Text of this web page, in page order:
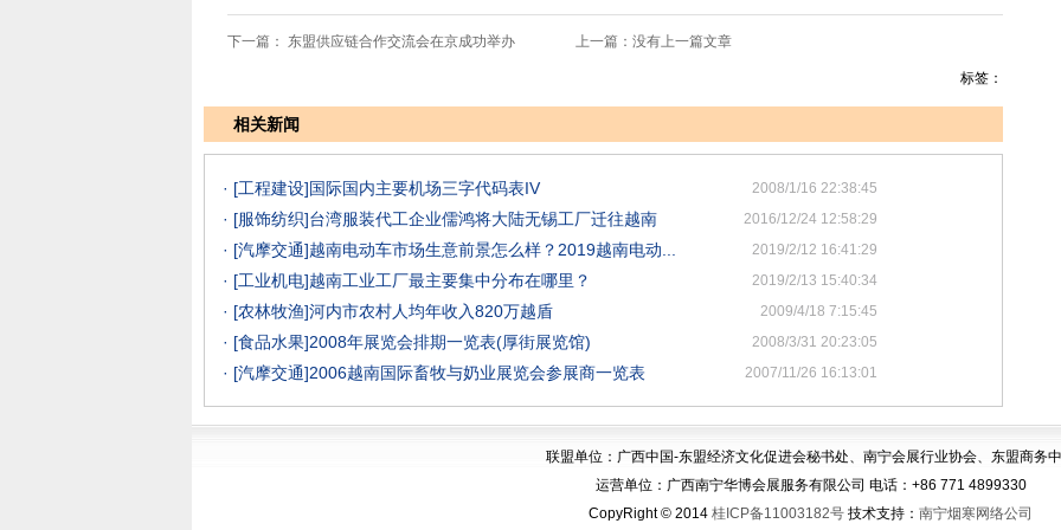
下一篇： 东盟供应链合作交流会在京成功举办 上一篇：没有上一篇文章
标签：
相关新闻
· [工程建设]国际国内主要机场三字代码表IV 2008/1/16 22:38:45
· [服饰纺织]台湾服装代工企业儒鸿将大陆无锡工厂迁往越南 2016/12/24 12:58:29
· [汽摩交通]越南电动车市场生意前景怎么样？2019越南电动... 2019/2/12 16:41:29
· [工业机电]越南工业工厂最主要集中分布在哪里？ 2019/2/13 15:40:34
· [农林牧渔]河内市农村人均年收入820万越盾 2009/4/18 7:15:45
· [食品水果]2008年展览会排期一览表(厚街展览馆) 2008/3/31 20:23:05
· [汽摩交通]2006越南国际畜牧与奶业展览会参展商一览表 2007/11/26 16:13:01
联盟单位：广西中国-东盟经济文化促进会秘书处、南宁会展行业协会、东盟商务
运营单位：广西南宁华博会展服务有限公司 电话：+86 771 4899330
CopyRight © 2014 桂ICP备11003182号 技术支持： 南宁烟寒网络公司